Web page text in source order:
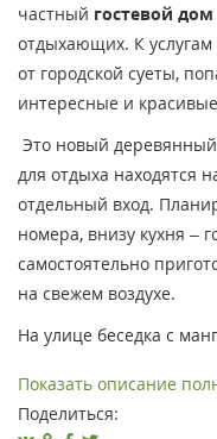
частный гостевой
отдыхающих. К услугам
от городской суеты,
интересные и
Это новый
для отдыха находятся
отдельный вход.
номера, внизу кухня –
самостоятельно
на свежем воздухе.
На улице беседка с
Показать описание
Поделиться: